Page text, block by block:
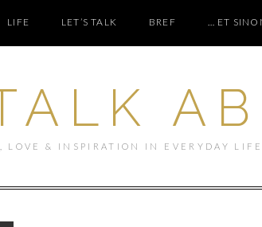
LIFE LET’S TALK BREF … ET
LOVE & INSPIRATION IN EVERYDAY LIFE